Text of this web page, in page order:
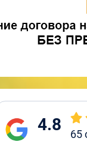
4.8 65